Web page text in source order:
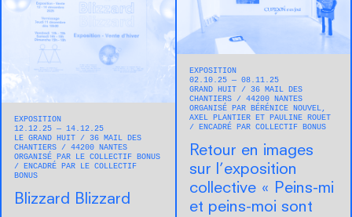
EXPOSITION
12.12.25 — 14.12.25
LE GRAND HUIT
36 MAIL DES
CHANTIERS
44200 NANTES
ORGANISÉ PAR LE COLLECTIF BONUS
ENCADRÉ PAR LE COLLECTIF
BONUS
Blizzard Blizzard
EXPOSITION
02.10.25 — 08.11.25
GRAND HUIT
36 MAIL DES
CHANTIERS
44200 NANTES
ORGANISÉ PAR BÉRÉNICE NOUVEL,
AXEL PLANTIER ET PAULINE ROUET
ENCADRÉ PAR COLLECTIF BONUS
Retour en images
sur l’exposition
collective « Peins-mi
et peins-moi sont